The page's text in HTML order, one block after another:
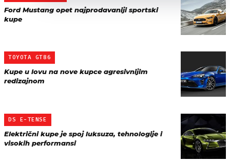
Ford Mustang opet najprodavaniji sportski
kupe
TOYOTA GT86
Kupe u lovu na nove kupce agresivnijim
redizajnom
DS E-TENSE
Električni kupe je spoj luksuza, tehnologije i
visokih performansi